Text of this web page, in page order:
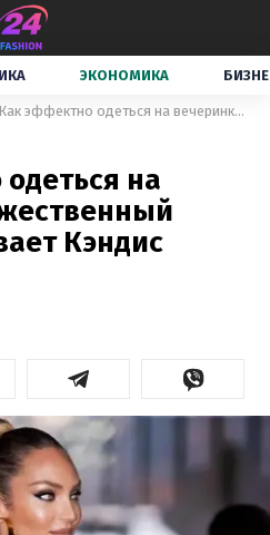
ЭКОНОМИКА
Как эффектно одеться на вечеринку: божественный образ показывает Кэндис Свейнпол
на
Кэндис